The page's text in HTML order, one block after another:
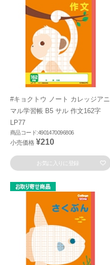
#キョクトウ ノート カレッジアニ
マル学習帳 B5 サル 作文162字
LP77
商品コード:4901470096806
小売価格 ¥210
お気に入りに登録